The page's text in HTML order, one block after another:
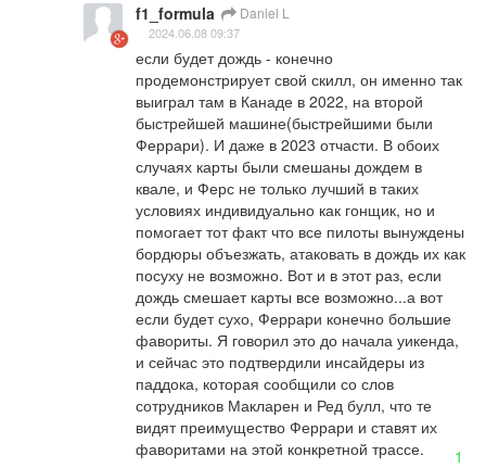
f1_formula Daniel L
2024.06.08 09:37
если будет дождь - конечно
продемонстрирует свой скилл, он именно так
выиграл там в Канаде в 2022, на второй
быстрейшей машине(быстрейшими были
Феррари). И даже в 2023 отчасти. В обоих
случаях карты были смешаны дождем в
квале, и Ферс не только лучший в таких
условиях индивидуально как гонщик, но и
помогает тот факт что все пилоты вынуждены
бордюры объезжать, атаковать в дождь их как
посуху не возможно. Вот и в этот раз, если
дождь смешает карты все возможно...а вот
если будет сухо, Феррари конечно большие
фавориты. Я говорил это до начала уикенда,
и сейчас это подтвердили инсайдеры из
паддока, которая сообщили со слов
сотрудников Макларен и Ред булл, что те
видят преимущество Феррари и ставят их
фаворитами на этой конкретной трассе.
1